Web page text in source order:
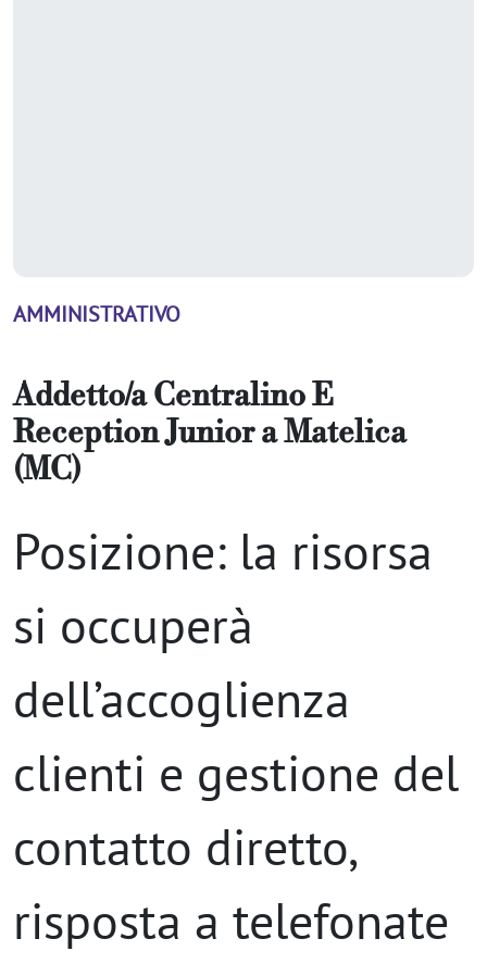
AMMINISTRATIVO
Addetto/a Centralino E
Reception JunioraMatelica
(MC)
Posizione: la risorsa
si occuperà
dell’accoglienza
clienti e gestione del
contatto diretto,
risposta a telefonate